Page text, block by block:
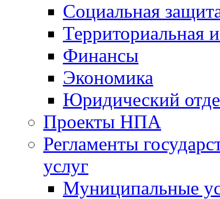
Социальная
Территориальная
Финансы
Экономика
Юридический
Проекты НПА
Регламенты
услуг
Муниципальные